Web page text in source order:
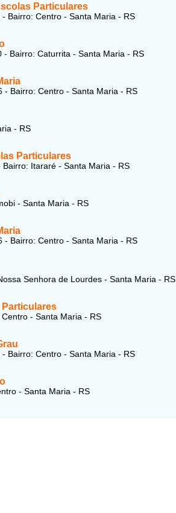
Particulares
Bairro: Centro - Santa Maria - RS
Bairro: Caturrita - Santa Maria - RS
- Bairro: Centro - Santa Maria - RS
- RS
Particulares
Itararé - Santa Maria - RS
- Santa Maria - RS
- Bairro: Centro - Santa Maria - RS
Senhora de Lourdes - Santa Maria - RS
Particulares
- Santa Maria - RS
Bairro: Centro - Santa Maria - RS
- Santa Maria - RS